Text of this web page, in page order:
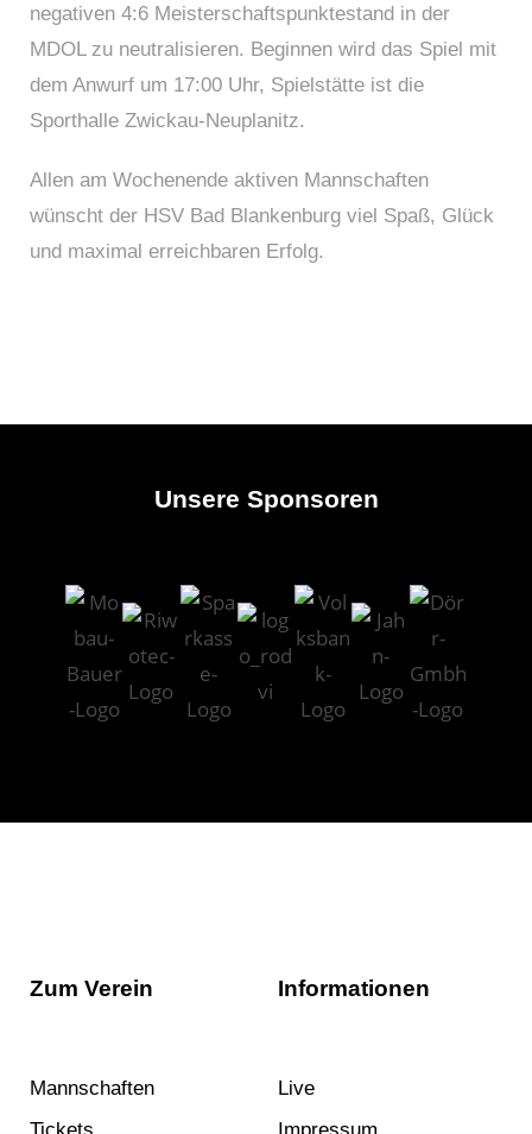
negativen 4:6 Meisterschaftspunktestand in der
MDOL zu neutralisieren. Beginnen wird das Spiel mit
dem Anwurf um 17:00 Uhr, Spielstätte ist die
Sporthalle Zwickau-Neuplanitz.
Allen am Wochenende aktiven Mannschaften
wünscht der HSV Bad Blankenburg viel Spaß, Glück
und maximal erreichbaren Erfolg.
Unsere Sponsoren
Zum Verein
Mannschaften
Tickets
Informationen
Live
Impressum